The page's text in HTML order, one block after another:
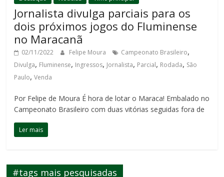
Jornalista divulga parciais para os
dois próximos jogos do Fluminense
no Maracanã
02/11/2022 Felipe Moura Campeonato Brasileiro,
Divulga, Fluminense, Ingressos, Jornalista, Parcial, Rodada, São
Paulo,Venda
Por Felipe de Moura É hora de lotar o Maraca! Embalado no
Campeonato Brasileiro com duas vitórias seguidas fora de
Ler mais
#tags mais pesquisadas